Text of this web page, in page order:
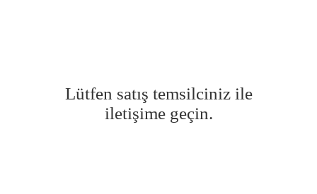
Lütfen satış temsilciniz ile
iletişime geçin.